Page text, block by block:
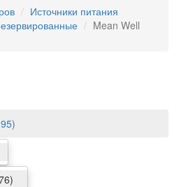
Источники питания
Mean Well